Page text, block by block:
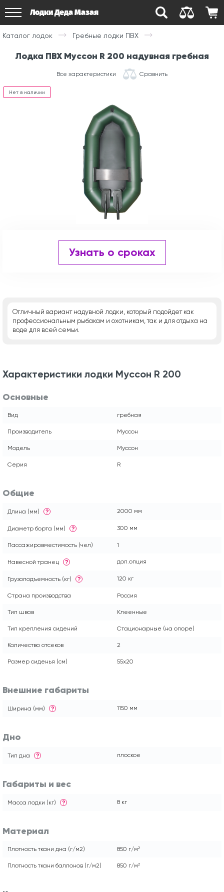
Лодки Деда Мазая
Каталог лодок Гребные лодки ПВХ
Лодка ПВХ Муссон R 200 надувная гребная
Все характеристики Сравнить
Нет в наличии
Узнать о сроках
Отличный вариант надувной лодки, который подойдет как
профессиональным рыбакам и охотникам, так и для отдыха на
воде для всей семьи.
Характеристики лодки Муссон R 200
Основные
Вид гребная
Производитель Муссон
Модель Муссон
Серия R
Общие
Длина (мм) ? 2000 мм
Диаметр борта (мм) ? 300 мм
Пассажировместимость (чел) 1
Навесной транец ? доп.опция
Грузоподъемность (кг) ? 120 кг
Страна производства Россия
Тип швов Клеенные
Тип крепления сидений Стационарные (на опоре)
Количество отсеков 2
Размер сиденья (см) 55x20
Внешние габариты
Ширина (мм) ? 1150 мм
Дно
Тип дна ? плоское
Габариты и вес
Масса лодки (кг) ? 8 кг
Материал
Плотность ткани дна (г/м2) 850 г/м²
Плотность ткани баллонов (г/м2) 850 г/м²